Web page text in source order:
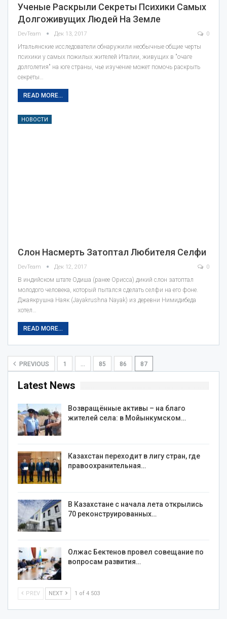
Ученые Раскрыли Секреты Психики Самых
Долгоживущих Людей На Земле
DevTeam Дек 13, 2017 0
Итальянские исследователи обнаружили необычные общие черты
психики у самых пожилых жителей Италии, живущих в "очаге
долголетия" на юге страны, чье изучение может помочь раскрыть
секреты…
READ MORE...
НОВОСТИ
Слон Насмерть Затоптал Любителя Селфи
DevTeam Дек 12, 2017 0
В индийском штате Одиша (ранее Орисса) дикий слон затоптал
молодого человека, который пытался сделать селфи на его фоне.
Джаякрушна Наяк (Jayakrushna Nayak) из деревни Нимидибеда
хотел…
READ MORE...
PREVIOUS 1 85 86 87
Latest News
Возвращённые активы – на благо
жителей села: в Мойынкумском…
Казахстан переходит в лигу стран, где
правоохранительная…
В Казахстане с начала лета открылись
70 реконструированных…
Олжас Бектенов провел совещание по
вопросам развития…
PREV NEXT 1 of 4 503